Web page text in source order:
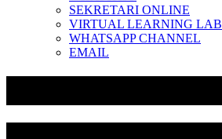
SEKRETARI ONLINE
VIRTUAL LEARNING LAB
WHATSAPP CHANNEL
EMAIL